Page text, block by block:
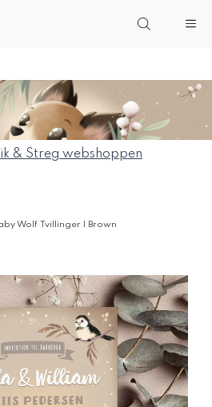
& Streg webshoppen
Wolf Tvillinger | Brown